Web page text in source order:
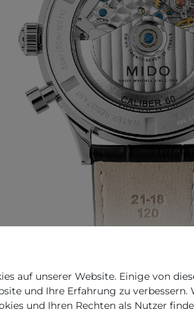
auf unserer Website. Einige von
und Ihre Erfahrung zu
und Ihren Rechten als Nutzer